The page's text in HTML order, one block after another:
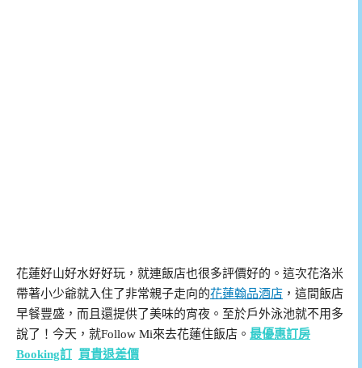
花蓮好山好水好好玩，就連飯店也很多評價好的。這次花洛米
帶著小少爺就入住了非常親子走向的花蓮翰品酒店 ，這間飯店
早餐豐盛，而且還提供了美味的宵夜。至於戶外泳池就不用多
說了！今天，就Follow Mi來去花蓮住飯店。 最優惠訂房
Booking訂 買貴退差價